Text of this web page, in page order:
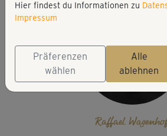
Raffael
Hier findest du Informationen zu
Impressum
Präferenzen
wählen
Alle
ablehnen